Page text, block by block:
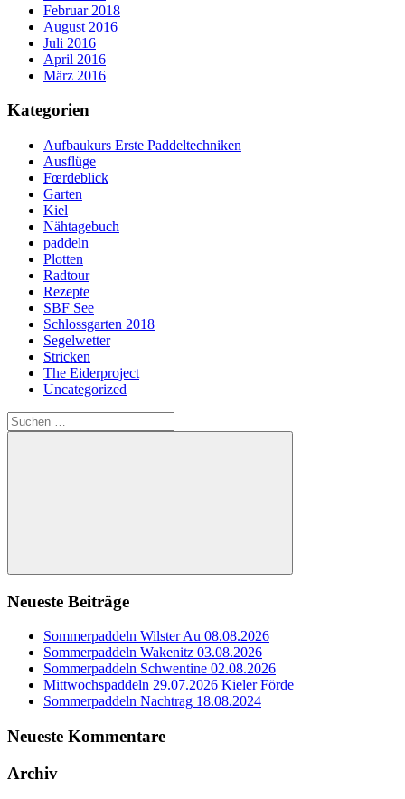
Februar 2018
August 2016
Juli 2016
April 2016
März 2016
Kategorien
Aufbaukurs Erste Paddeltechniken
Ausflüge
Fœrdeblick
Garten
Kiel
Nähtagebuch
paddeln
Plotten
Radtour
Rezepte
SBF See
Schlossgarten 2018
Segelwetter
Stricken
The Eiderproject
Uncategorized
Suchen
nach:
Suchen
Neueste Beiträge
Sommerpaddeln Wilster Au 08.08.2026
Sommerpaddeln Wakenitz 03.08.2026
Sommerpaddeln Schwentine 02.08.2026
Mittwochspaddeln 29.07.2026 Kieler Förde
Sommerpaddeln Nachtrag 18.08.2024
Neueste Kommentare
Archiv